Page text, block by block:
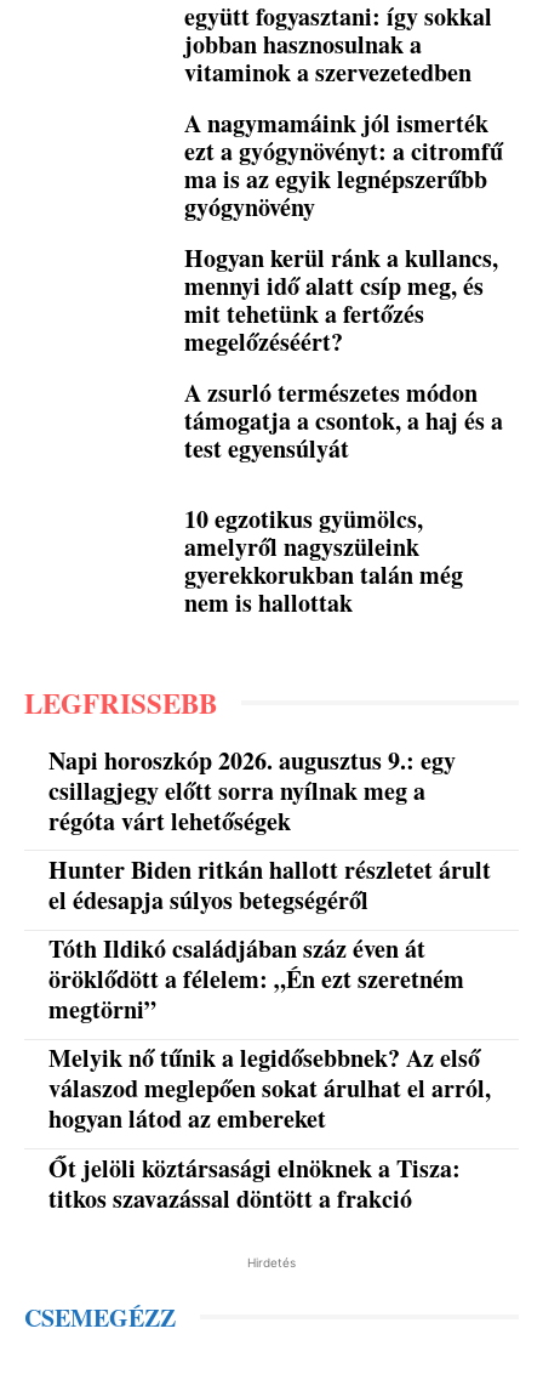
együtt fogyasztani: így sokkal
jobban hasznosulnak a
vitaminok a szervezetedben
A nagymamáink jól ismerték
ezt a gyógynövényt: a citromfű
ma is az egyik legnépszerűbb
gyógynövény
Hogyan kerül ránk a kullancs,
mennyi idő alatt csíp meg, és
mit tehetünk a fertőzés
megelőzéséért?
A zsurló természetes módon
támogatja a csontok, a haj és a
test egyensúlyát
10 egzotikus gyümölcs,
amelyről nagyszüleink
gyerekkorukban talán még
nem is hallottak
LEGFRISSEBB
Napi horoszkóp 2026. augusztus 9.: egy
csillagjegy előtt sorra nyílnak meg a
régóta várt lehetőségek
Hunter Biden ritkán hallott részletet árult
el édesapja súlyos betegségéről
Tóth Ildikó családjában száz éven át
öröklődött a félelem: „Én ezt szeretném
megtörni”
Melyik nő tűnik a legidősebbnek? Az első
válaszod meglepően sokat árulhat el arról,
hogyan látod az embereket
Őt jelöli köztársasági elnöknek a Tisza:
titkos szavazással döntött a frakció
Hirdetés
CSEMEGÉZZ